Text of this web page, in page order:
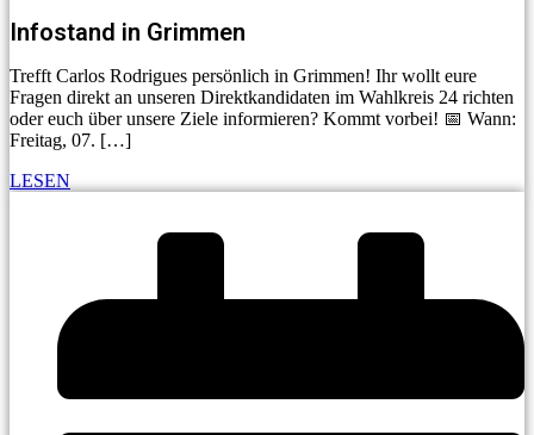
Infostand in Grimmen
Trefft Carlos Rodrigues persönlich in Grimmen! Ihr wollt eure
Fragen direkt an unseren Direktkandidaten im Wahlkreis 24 richten
oder euch über unsere Ziele informieren? Kommt vorbei! 📅 Wann:
Freitag, 07. […]
LESEN